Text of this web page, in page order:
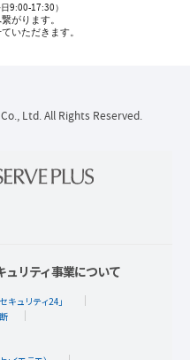
9:00-17:30）
がります。
いただきます。
Ltd. All Rights Reserved.
ュリティ事業について
キュリティ24」